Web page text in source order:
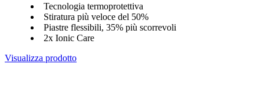
Tecnologia termoprotettiva
Stiratura più veloce del 50%
Piastre flessibili, 35% più scorrevoli
2x Ionic Care
Visualizza prodotto